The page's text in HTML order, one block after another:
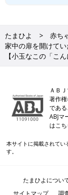
たまひよ 赤ち
家中の扉を開けて
【小玉なこの「こ
ＡＢ
著作
であ
ABJマ
はこ
本サイトに掲載されてい
す。
たまひよについ